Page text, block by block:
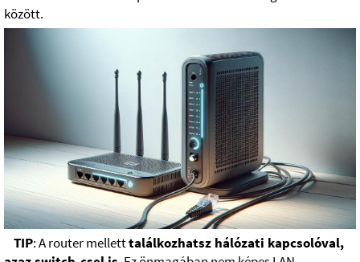
között.
TIP: A router melletttalálkozhatsz hálózati kapcsolóval,